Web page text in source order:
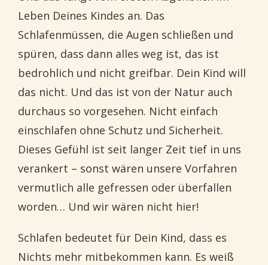
Leben Deines Kindes an. Das
Schlafenmüssen, die Augen schließen und
spüren, dass dann alles weg ist, das ist
bedrohlich und nicht greifbar. Dein Kind will
das nicht. Und das ist von der Natur auch
durchaus so vorgesehen. Nicht einfach
einschlafen ohne Schutz und Sicherheit.
Dieses Gefühl ist seit langer Zeit tief in uns
verankert – sonst wären unsere Vorfahren
vermutlich alle gefressen oder überfallen
worden… Und wir wären nicht hier!
Schlafen bedeutet für Dein Kind, dass es
Nichts mehr mitbekommen kann. Es weiß